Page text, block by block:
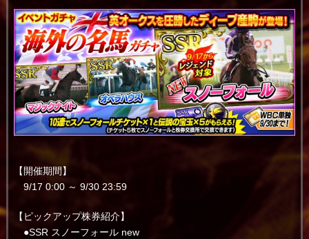
【開催期間】
9/17 0:00 ～ 9/30 23:59
【ピックアップ株券紹介】
●SSR スノーフォール new